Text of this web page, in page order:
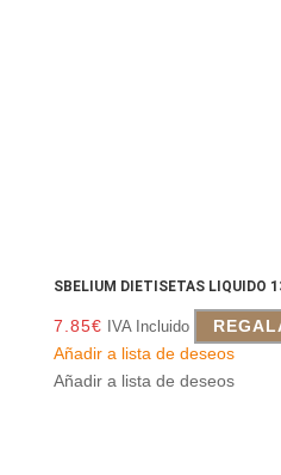
SBELIUM DIETISETAS LIQUIDO
7.85€ IVA Incluido
Añadir a lista de deseos
Añadir a lista de deseos